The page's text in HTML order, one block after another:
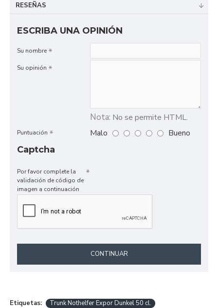
RESEÑAS
ESCRIBA UNA OPINIÓN
Su nombre
Su opinión
Nota: No se permite HTML.
Puntuación Malo
Bueno
Captcha
Por favor complete la
validación de código de
imagen a continuación
CONTINUAR
Etiquetas: Trunk Nothelfer Expor Dunkel 50 cl.